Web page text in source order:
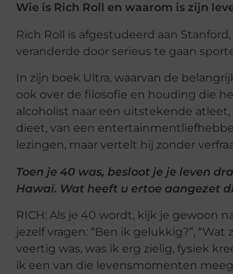
Wie is Rich Roll en waarom is zijn
Rich Roll is afgestudeerd aan
veranderde door serieus te gaan
In zijn boek Ultra, waarvan de
ook over de filosofie en houding die
alcoholist naar een uitstekende
dieet, van een
lezingen, maar vertelt hij zonder
Toen je 40 was, besloot je je leven
Hawaï. Wat heeft u ertoe aangezet
RICH: Als je 40 wordt, kijk je gewoon
jezelf vragen: “Ben ik gelukkig?”,
veertig was, was ik erg zielig, fysiek
ik een van die levensmomenten